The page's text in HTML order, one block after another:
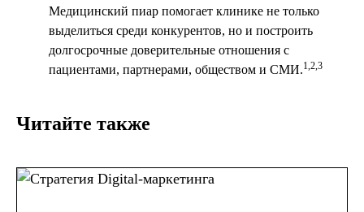
Медицинский пиар помогает клинике не только
выделиться среди конкурентов, но и построить
долгосрочные доверительные отношения с
пациентами, партнерами, обществом и СМИ.1,2,3
Читайте также